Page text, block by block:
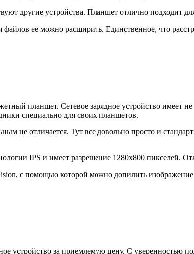
другие устройства. Планшет отлично
ее можно расширить. Единственное, что
планшет. Сетевое зарядное устройство имеет
специально для своих планшетов.
не отличается. Тут все довольно просто и
IPS и имеет разрешение 1280х800 пикселей.
с помощью которой можно допилить
устройство за приемлемую цену. С уверенностью